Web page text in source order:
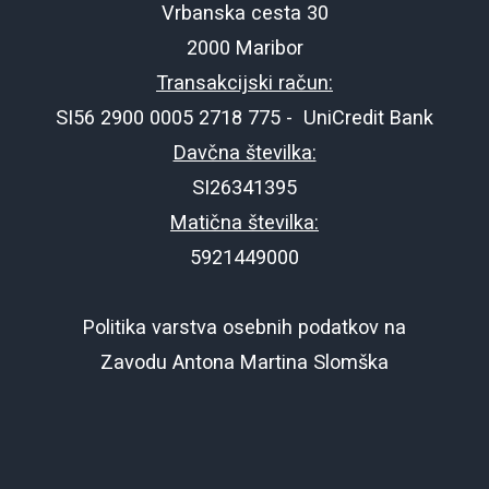
Vrbanska cesta 30
2000 Maribor
Transakcijski račun:
SI56 2900 0005 2718 775 - UniCredit Bank
Davčna številka:
SI26341395
Matična številka:
5921449000
Politika varstva osebnih podatkov na
Zavodu Antona Martina Slomška